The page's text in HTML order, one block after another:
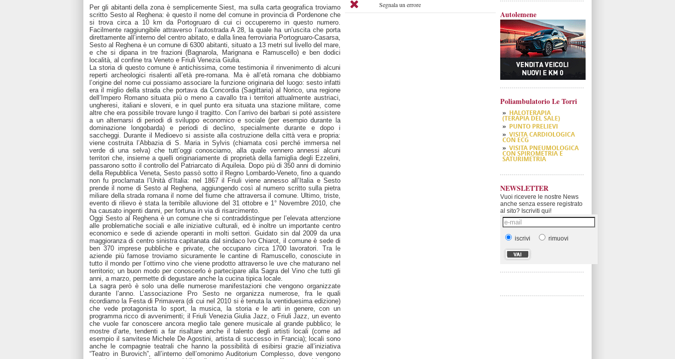
Per gli abitanti della zona è semplicemente Siest, ma sulla carta geografica troviamo
scritto Sesto al Reghena: è questo il nome del comune in provincia di Pordenone che
si trova circa a 10 km da Portogruaro di cui ci occuperemo in questo numero.
Facilmente raggiungibile attraverso l’autostrada A 28, la quale ha un’uscita che porta
direttamente all’interno del centro abitato, e dalla linea ferroviaria Portogruaro-Casarsa,
Sesto al Reghena è un comune di 6300 abitanti, situato a 13 metri sul livello del mare,
e che si dipana in tre frazioni (Bagnarola, Marignana e Ramuscello) e ben dodici
località, al confine tra Veneto e Friuli Venezia Giulia.
La storia di questo comune è antichissima, come testimonia il rinvenimento di alcuni
reperti archeologici risalenti all’età pre-romana. Ma è all’età romana che dobbiamo
l’origine del nome cui possiamo associare la funzione originaria del luogo: sesto infatti
era il miglio della strada che portava da Concordia (Sagittaria) al Norico, una regione
dell’Impero Romano situata più o meno a cavallo tra i territori attualmente austriaci,
ungheresi, italiani e sloveni, e in quel punto era situata una stazione militare, come
altre che era possibile trovare lungo il tragitto. Con l’arrivo dei barbari si poté assistere
a un alternarsi di periodi di sviluppo economico e sociale (per esempio durante la
dominazione longobarda) e periodi di declino, specialmente durante e dopo i
saccheggi. Durante il Medioevo si assiste alla costruzione della città vera e propria:
viene costruita l’Abbazia di S. Maria in Sylvis (chiamata così perché immersa nel
verde di una selva) che tutt’oggi conosciamo, alla quale vennero annessi alcuni
territori che, insieme a quelli originariamente di proprietà della famiglia degli Ezzelini,
passarono sotto il controllo del Patriarcato di Aquileia. Dopo più di 350 anni di dominio
della Repubblica Veneta, Sesto passò sotto il Regno Lombardo-Veneto, fino a quando
non fu proclamata l’Unità d’Italia: nel 1867 il Friuli viene annesso all’Italia e Sesto
prende il nome di Sesto al Reghena, aggiungendo così al numero scritto sulla pietra
miliare della strada romana il nome del fiume che attraversa il comune. Ultimo, triste,
evento di rilievo è stata la terribile alluvione del 31 ottobre e 1° Novembre 2010, che
ha causato ingenti danni, per fortuna in via di risarcimento.
Oggi Sesto al Reghena è un comune che si contraddistingue per l’elevata attenzione
alle problematiche sociali e alle iniziative culturali, ed è inoltre un importante centro
economico e sede di aziende operanti in molti settori. Guidato sin dal 2009 da una
maggioranza di centro sinistra capitanata dal sindaco Ivo Chiarot, il comune è sede di
ben 370 imprese pubbliche e private, che occupano circa 1700 lavoratori. Tra le
aziende più famose troviamo sicuramente le cantine di Ramuscello, conosciute in
tutto il mondo per l’ottimo vino che viene prodotto attraverso le uve che maturano nel
territorio; un buon modo per conoscerlo è partecipare alla Sagra del Vino che tutti gli
anni, a marzo, permette di degustare anche la cucina tipica locale.
La sagra però è solo una delle numerose manifestazioni che vengono organizzate
durante l’anno. L’associazione Pro Sesto ne organizza numerose, fra le quali
ricordiamo la Festa di Primavera (di cui nel 2010 si è tenuta la ventiduesima edizione)
che vede protagonista lo sport, la musica, la storia e le arti in genere, con un
programma ricco di avvenimenti; il Friuli Venezia Giulia Jazz, o Friuli Jazz, un evento
che vuole far conoscere ancora meglio tale genere musicale al grande pubblico; le
mostre d’arte, tendenti a far risaltare anche il talento degli artisti locali (come ad
esempio il sanvitese Michele De Agostini, artista di successo in Francia); locali sono
anche le compagnie teatrali che hanno la possibilità di esibirsi grazie all’iniziativa
“Teatro in Burovich”, all’interno dell’omonimo Auditorium Complesso, dove vengono
Segnala un errore
Autolemene
Poliambulatorio Le Torri
NEWSLETTER
Vuoi ricevere le nostre News
anche senza essere registrato
al sito? Iscriviti qui!
iscrivi rimuovi